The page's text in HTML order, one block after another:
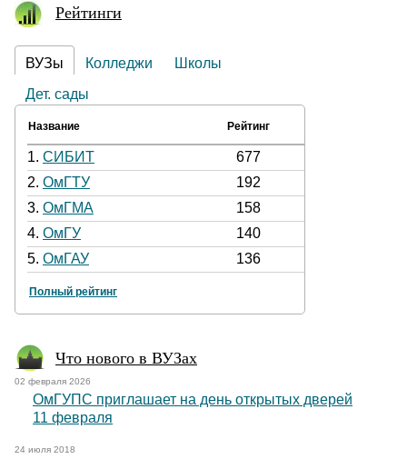
Рейтинги
ВУЗы Колледжи
Школы
Дет. сады
Название Рейтинг
1. СИБИТ
677
2. ОмГТУ
192
3. ОмГМА
158
4. ОмГУ
140
5. ОмГАУ 136
Полный рейтинг
Что нового в ВУЗах
02 февраля 2026
ОмГУПС приглашает на день открытых дверей
11 февраля
24 июля 2018